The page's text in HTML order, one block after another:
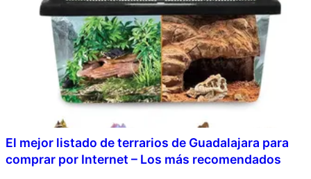
El mejor listado de terrarios de Guadalajara para
comprar por Internet – Los más recomendados